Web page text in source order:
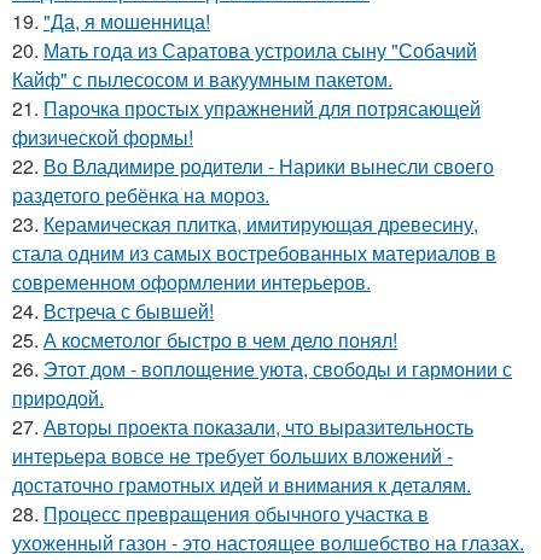
19. "Да, я мошенница!
20. Мать года из Саратова устроила сыну "Собачий
Кайф" с пылесосом и вакуумным пакетом.
21. Парочка простых упражнений для потрясающей
физической формы!
22. Во Владимире родители - Нарики вынесли своего
раздетого ребёнка на мороз.
23. Керамическая плитка, имитирующая древесину,
стала одним из самых востребованных материалов в
современном оформлении интерьеров.
24. Встреча с бывшей!
25. А косметолог быстро в чем дело понял!
26. Этот дом - воплощение уюта, свободы и гармонии с
природой.
27. Авторы проекта показали, что выразительность
интерьера вовсе не требует больших вложений -
достаточно грамотных идей и внимания к деталям.
28. Процесс превращения обычного участка в
ухоженный газон - это настоящее волшебство на глазах.